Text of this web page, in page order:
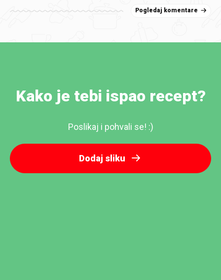
Pogledaj komentare
Kako je tebi ispao recept?
Poslikaj i pohvali se! :)
Dodaj sliku